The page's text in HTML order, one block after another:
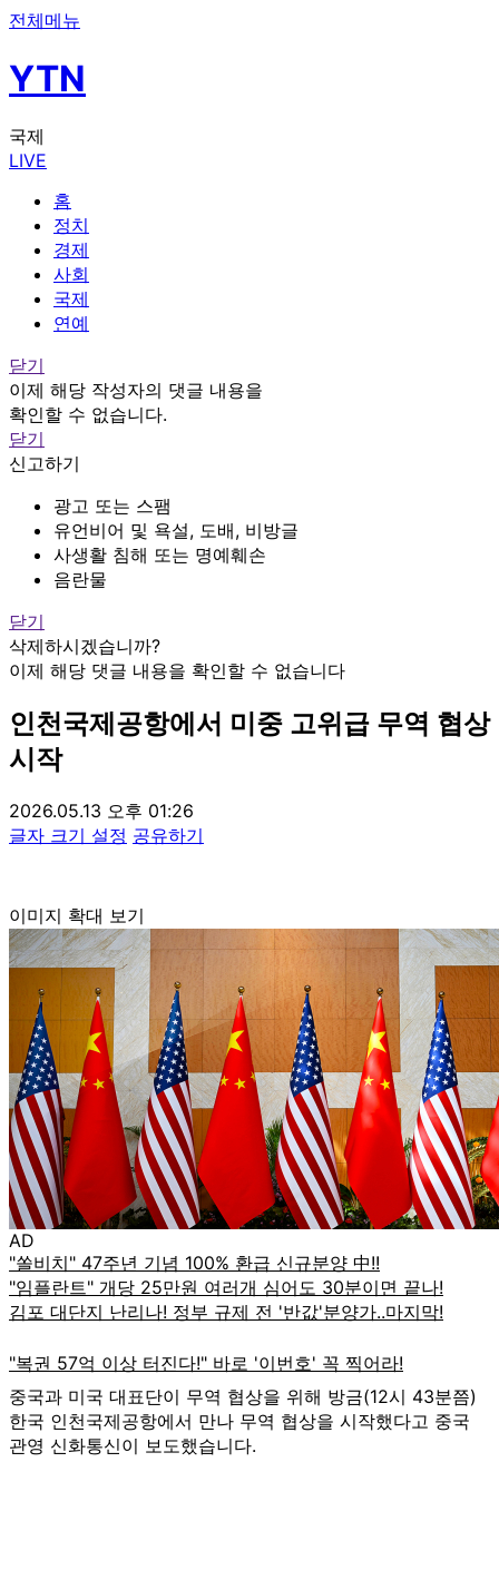
전체메뉴
YTN
국제
LIVE
홈
정치
경제
사회
국제
연예
닫기
이제 해당 작성자의 댓글 내용을
확인할 수 없습니다.
닫기
신고하기
광고 또는 스팸
유언비어 및 욕설, 도배, 비방글
사생활 침해 또는 명예훼손
음란물
닫기
삭제하시겠습니까?
이제 해당 댓글 내용을 확인할 수 없습니다
인천국제공항에서 미중 고위급 무역 협상
시작
2026.05.13 오후 01:26
글자 크기 설정 공유하기
이미지 확대 보기
AD
중국과 미국 대표단이 무역 협상을 위해 방금(12시 43분쯤)
한국 인천국제공항에서 만나 무역 협상을 시작했다고 중국
관영 신화통신이 보도했습니다.